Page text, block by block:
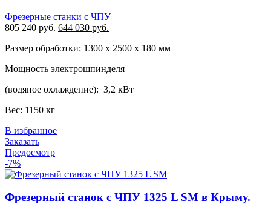
Фрезерные станки с ЧПУ
805 240руб. Первоначальная
составляла
240 руб..
644 030 руб.
644
Размер обработки: 1300 х 2500 х 180 мм
Мощность электрошпинделя
(водяное охлаждение): 3,2 кВт
Вес: 1150 кг
В избранное
Заказать
Предосмотр
-7%
Фрезерный станок с ЧПУ 1325 L SM в Крыму.